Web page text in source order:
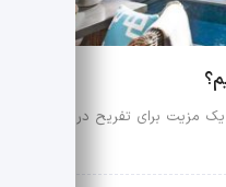
مزیت برای تفریح در